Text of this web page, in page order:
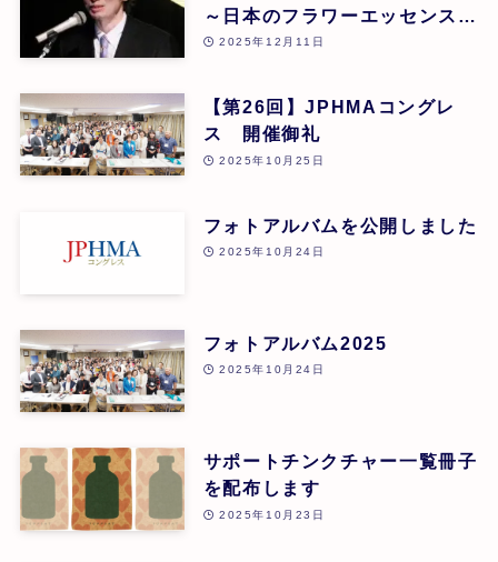
～日本のフラワーエッセンスに
よる癒し』 東 昭史
2025年12月11日
【第26回】JPHMAコングレ
ス 開催御礼
2025年10月25日
フォトアルバムを公開しました
2025年10月24日
フォトアルバム2025
2025年10月24日
サポートチンクチャー一覧冊子
を配布します
2025年10月23日